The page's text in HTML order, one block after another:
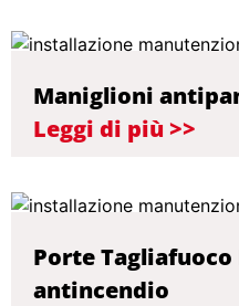
Maniglioni
Leggi di più >>
Porte Tagliafuoco
antincendio